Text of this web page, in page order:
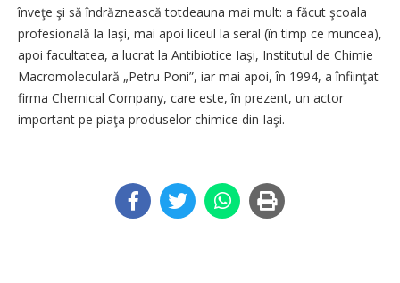
înveţe şi să îndrăznească totdeauna mai mult: a făcut şcoala
profesională la Iaşi, mai apoi liceul la seral (în timp ce muncea),
apoi facultatea, a lucrat la Antibiotice Iaşi, Institutul de Chimie
Macromoleculară „Petru Poni”, iar mai apoi, în 1994, a înfiinţat
firma Chemical Company, care este, în prezent, un actor
important pe piaţa produselor chimice din Iaşi.